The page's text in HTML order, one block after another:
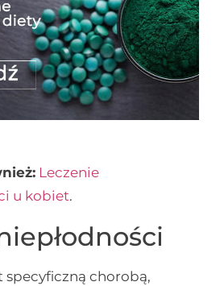
Leczenie
u kobiet.
specyficzną chorobą,